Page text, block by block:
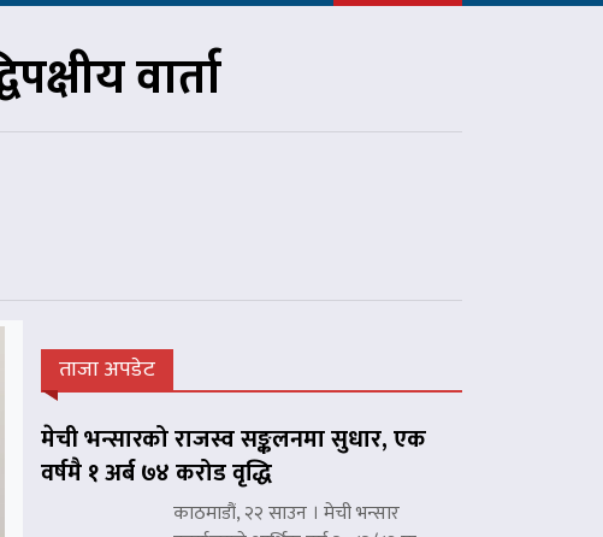
वार्ता
ताजा अपडेट
मेची भन्सारको राजस्व सङ्कलनमा सुधार, एक
वर्षमै १ अर्ब ७४ करोड वृद्धि
काठमाडौं, २२ साउन । मेची भन्सार